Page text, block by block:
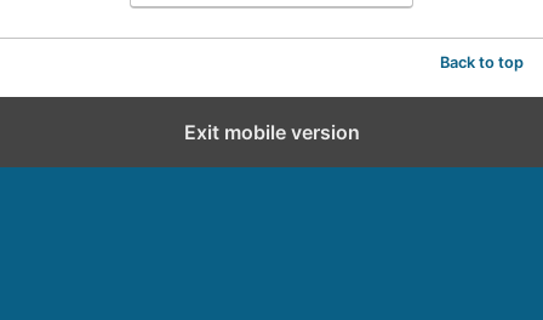
Back to top
Exit mobile version